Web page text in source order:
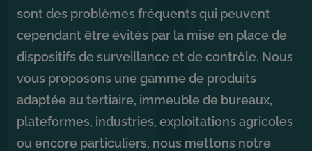
sont des problèmes fréquents qui peuvent
cependant être évités par la mise en place de
dispositifs de surveillance et de contrôle. Nous
vous proposons une gamme de produits
adaptée au tertiaire, immeuble de bureaux,
plateformes, industries, exploitations agricoles
ou encore particuliers, nous mettons notre